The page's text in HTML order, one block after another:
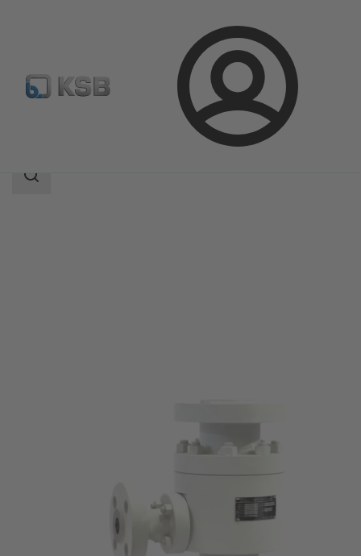
Bejelentkezés
Termékkatalógus MIL 90000
Keresési